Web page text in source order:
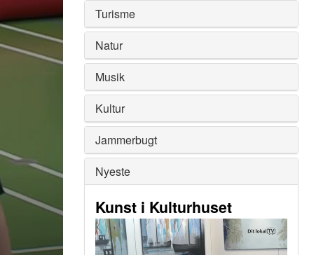
Turisme
Natur
Musik
Kultur
Jammerbugt
Nyeste
Kunst i Kulturhuset